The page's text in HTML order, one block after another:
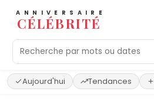
ANNIVERSAIRE
CÉLÉBRITÉ
Aujourd'hui Tendances